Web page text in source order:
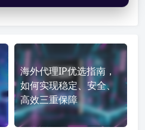
海外代理IP优选指南，
如何实现稳定、安全、
高效三重保障